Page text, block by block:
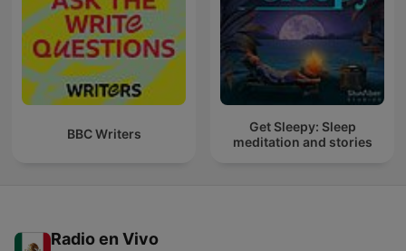
BBC Writers
Get Sleepy: Sleep
meditation and stories
Radio en Vivo